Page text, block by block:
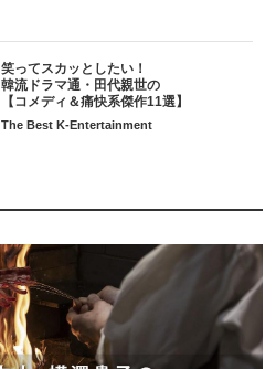
笑ってスカッとしたい！
韓流ドラマ通・田代親世の
【コメディ＆痛快系傑作11選】
The Best K-Entertainment